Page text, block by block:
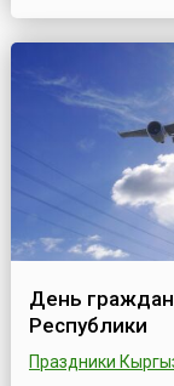
День
Республики
Праздники